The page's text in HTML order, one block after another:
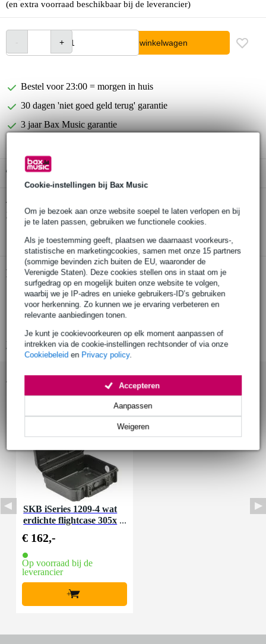
Cookie-instellingen bij Bax Music
Om je bezoek aan onze website soepel te laten verlopen en bij
je te laten passen, gebruiken we functionele cookies.
Als je toestemming geeft, plaatsen we daarnaast voorkeurs-,
statistische en marketingcookies, samen met onze 15 partners
(sommige bevinden zich buiten de EU, waaronder de
Verenigde Staten). Deze cookies stellen ons in staat om je
surfgedrag op en mogelijk buiten onze website te volgen,
waarbij we je IP-adres en unieke gebruikers-ID’s gebruiken
voor herkenning. Zo kunnen we je ervaring verbeteren en
relevante aanbiedingen tonen.
Je kunt je cookievoorkeuren op elk moment aanpassen of
intrekken via de cookie-instellingen rechtsonder of via onze
Cookiebeleid en Privacy policy.
Weigeren
Aanpassen
Accepteren
(en extra voorraad beschikbaar bij de leverancier)
In winkelwagen
Bestel voor 23:00 = morgen in huis
30 dagen 'niet goed geld terug' garantie
3 jaar Bax Music garantie
Gratis ophalen in de winkel
Twijfel je of de Klotz B4PP1-0200 Neutrik jack 3p - jack 3p
2 meter kabelbij je past? Doe de check.
Productinformatie
duurzame en nauwkeurige gebalanceerde kabel
zeer flexibele mantel
Bekijk alle productspecificaties
Accessoires (1)
SKB iSeries 1209-4 wat
erdichte flightcase 305x
€ 162,-
Op voorraad bij de
leverancier
+